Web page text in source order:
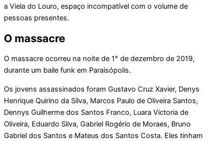
a Viela do Louro, espaço incompatível com o volume de
pessoas presentes.
O massacre
O massacre ocorreu na noite de 1° de dezembro de 2019,
durante um baile funk em Paraisópolis.
Os jovens assassinados foram Gustavo Cruz Xavier, Denys
Henrique Quirino da Silva, Marcos Paulo de Oliveira Santos,
Dennys Guilherme dos Santos Franco, Luara Victoria de
Oliveira, Eduardo Silva, Gabriel Rogério de Moraes, Bruno
Gabriel dos Santos e Mateus dos Santos Costa. Eles tinham